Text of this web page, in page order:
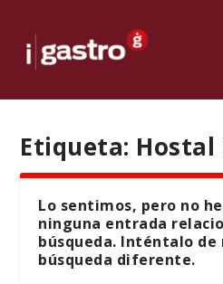
Etiqueta: Hostal
Lo sentimos, pero no
ninguna entrada
búsqueda. Inténtalo de
búsqueda diferente.